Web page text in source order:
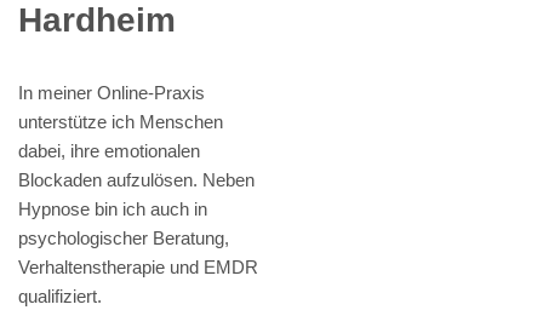
Hardheim
In meiner Online-Praxis
unterstütze ich Menschen
dabei, ihre emotionalen
Blockaden aufzulösen. Neben
Hypnose bin ich auch in
psychologischer Beratung,
Verhaltenstherapie und EMDR
qualifiziert.